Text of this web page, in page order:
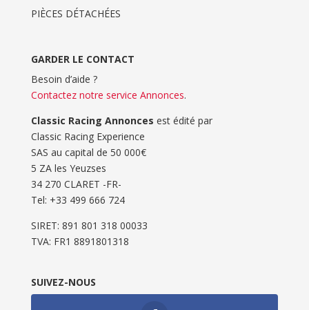
PIÈCES DÉTACHÉES
GARDER LE CONTACT
Besoin d’aide ?
Contactez notre service Annonces.
Classic Racing Annonces est édité par
Classic Racing Experience
SAS au capital de 50 000€
5 ZA les Yeuzses
34 270 CLARET -FR-
Tel: ‭+33 499 666 724‬
SIRET: 891 801 318 00033
TVA: FR1 8891801318
SUIVEZ-NOUS